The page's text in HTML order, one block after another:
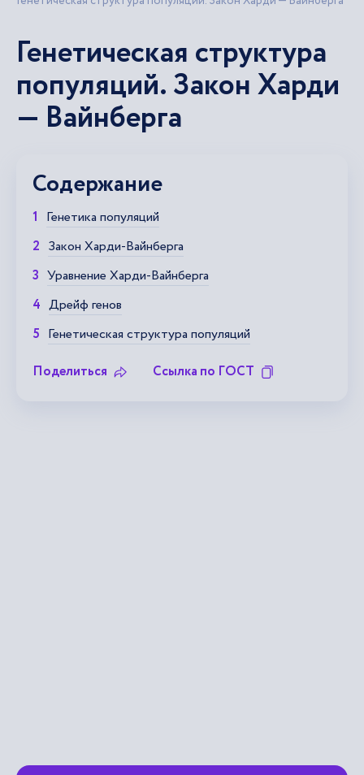
Генетическая структура
популяций. Закон Харди
— Вайнберга
Содержание
Генетика популяций
Закон Харди-Вайнберга
Уравнение Харди-Вайнберга
Дрейф генов
Генетическая структура популяций
Поделиться
Ссылка по ГОСТ